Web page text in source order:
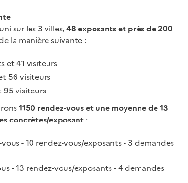
sur les 3 villes,48 exposants et près de 200
la manière suivante :
et 41 visiteurs
56 visiteurs
95 visiteurs
1150 rendez-vous et une moyenne de 13
concrètes/exposant :
- 10 rendez-vous/exposants - 3 demandes
- 13 rendez-vous/exposants - 4 demandes